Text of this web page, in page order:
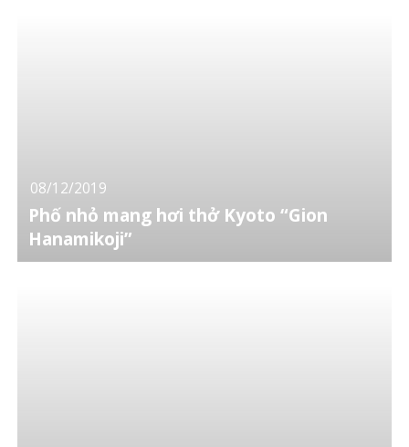
08/12/2019
Phố nhỏ mang hơi thở Kyoto “Gion
Hanamikoji”